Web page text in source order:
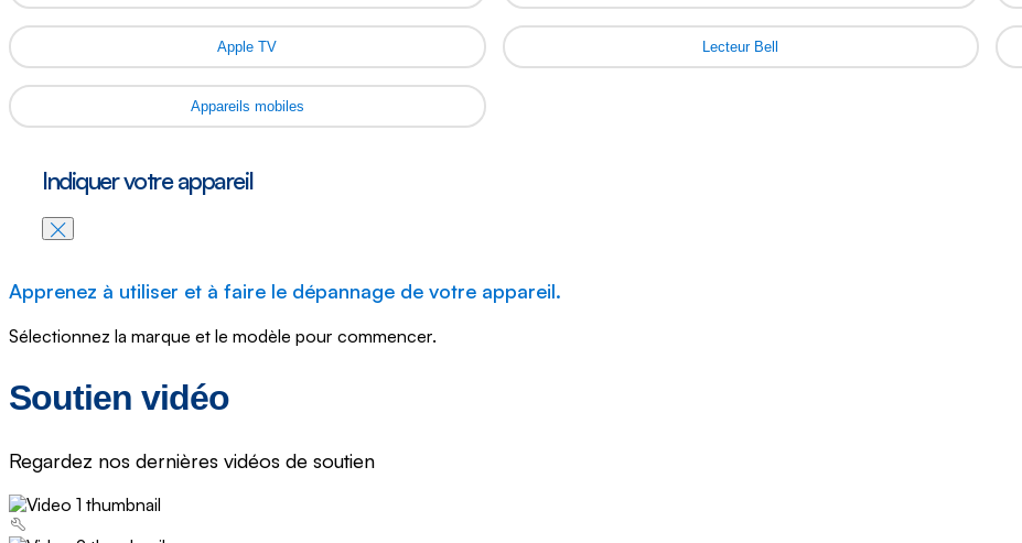
Apple TV Lecteur Bell
Appareils mobiles
Indiquer votre appareil
Fermer modal
Apprenez à utiliser et à faire le dépannage de votre appareil.
Sélectionnez la marque et le modèle pour commencer.
Soutien vidéo
Regardez nos dernières vidéos de soutien